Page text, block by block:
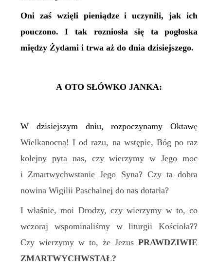
Oni zaś wzięli pieniądze i uczynili, jak ich
pouczono. I tak rozniosła się ta pogłoska
między Żydami i trwa aż do dnia dzisiejszego.
A OTO SŁÓWKO JANKA:
W dzisiejszym dniu, rozpoczynamyOktawę
Wielkanocną! I od razu, na wstępie, Bóg po raz
kolejny pyta nas, czy wierzymy w Jego moc
i Zmartwychwstanie Jego Syna? Czy ta dobra
nowina Wigilii Paschalnej do nas dotarła?
I właśnie, moi Drodzy,czy wierzymy w to, co
wczoraj wspominaliśmy w liturgii Kościoła??
Czy wierzymy w to, że JezusPRAWDZIWIE
ZMARTWYCHWSTAŁ?